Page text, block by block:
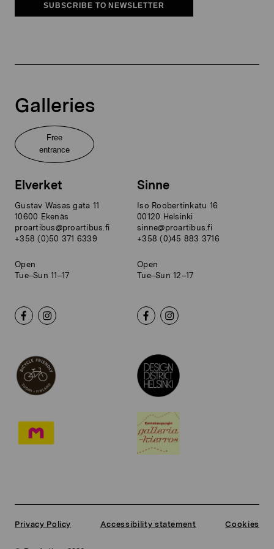
SUBSCRIBE TO NEWSLETTER
Galleries
Free
entrance
Elverket
Gustav Wasas gata 11
10600 Ekenäs
proartibus@proartibus.fi
+358 (0)50 371 6339
Open
Tue–Sun 11–17
Sinne
Iso Roobertinkatu 16
00120 Helsinki
sinne@proartibus.fi
+358 (0)45 883 3716
Open
Tue–Sun 12–17
Privacy Policy Accessibility statement Cookies